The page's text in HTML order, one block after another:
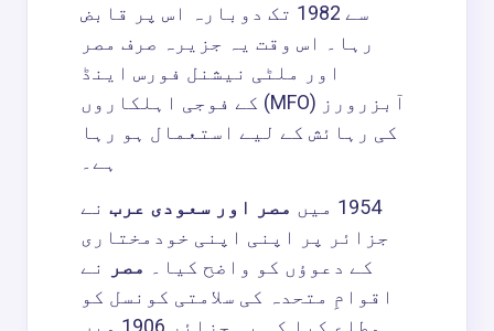
سے 1982 تک دوبارہ اس پر قابض
رہا۔ اس وقت یہ جزیرہ صرف مصر
اور ملٹی نیشنل فورس اینڈ
آبزرورز (MFO) کے فوجی اہلکاروں
کی رہائش کے لیے استعمال ہو رہا
ہے۔
1954 میں
مصر اور سعودی عرب نے
جزائر پر اپنی اپنی خودمختاری
کے دعوؤں کو واضح کیا۔
مصر
نے
اقوامِ متحدہ کی سلامتی کونسل کو
مطلع کیا کہ یہ جزائر 1906 میں